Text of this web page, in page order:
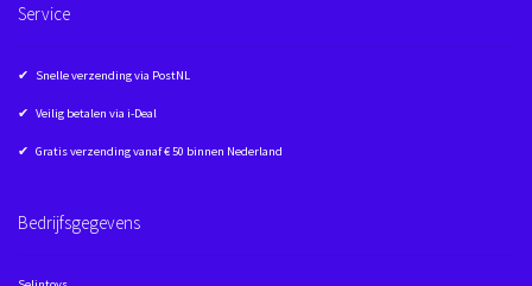
Service
✔ Snelle verzending via PostNL
✔ Veilig betalen via i-Deal
✔ Gratis verzending vanaf € 50 binnen Nederland
Bedrijfsgegevens